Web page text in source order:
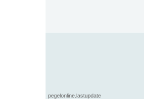
pegelonline.lastupdate